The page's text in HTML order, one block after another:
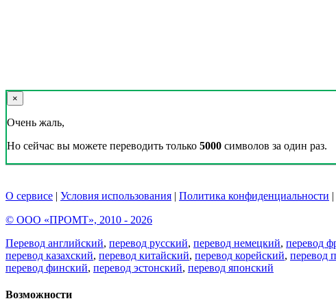
×
Очень жаль,
Но сейчас вы можете переводить только 5000 символов за один раз.
О сервисе | Условия использования | Политика конфиденциальности |
© ООО «ПРОМТ», 2010 - 2026
Перевод английский, перевод русский, перевод немецкий, перевод
перевод казахский, перевод китайский, перевод корейский, перевод
перевод финский, перевод эстонский, перевод японский
Возможности